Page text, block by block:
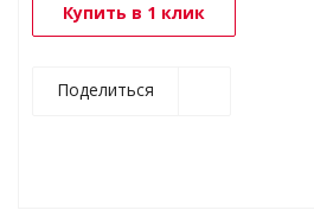
Купить в 1 клик
Поделиться